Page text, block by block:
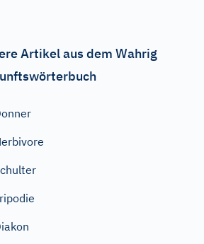
Artikel aus dem Wahrig